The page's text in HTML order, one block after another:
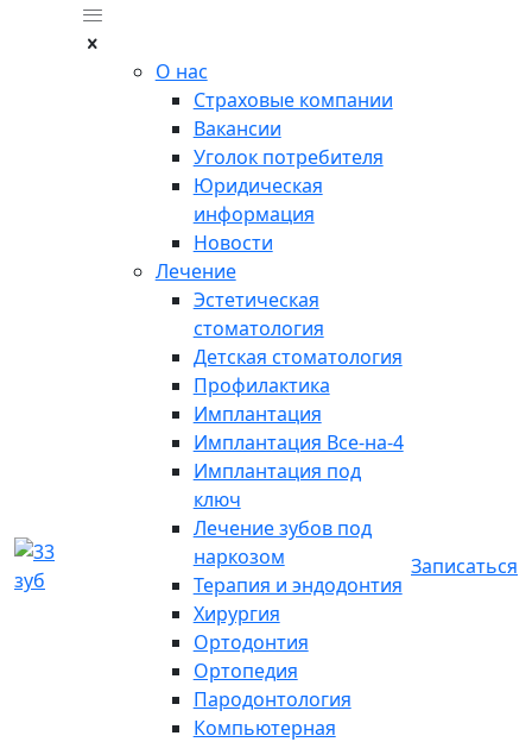
О нас
Страховые компании
Вакансии
Уголок потребителя
Юридическая
информация
Новости
Лечение
Эстетическая
стоматология
Детская стоматология
Профилактика
Имплантация
Имплантация Все-на-4
Имплантация под
ключ
Лечение зубов под
наркозом
Терапия и эндодонтия
Хирургия
Ортодонтия
Ортопедия
Пародонтология
Компьютерная
Записаться